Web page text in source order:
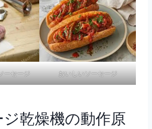
ーセージ おいしいソーセージ
ジ乾燥機の動作原